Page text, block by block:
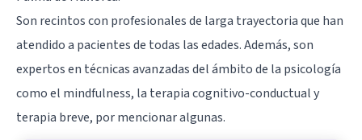
Son recintos con profesionales de larga trayectoria que han
atendido a pacientes de todas las edades. Además, son
expertos en técnicas avanzadas del ámbito de la psicología
como el mindfulness, la terapia cognitivo-conductual y
terapia breve, por mencionar algunas.